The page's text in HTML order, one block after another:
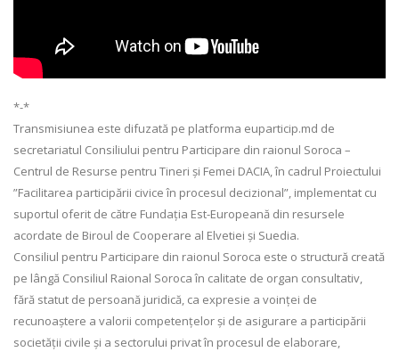
*-*
Transmisiunea este difuzată pe platforma euparticip.md de
secretariatul Consiliului pentru Participare din raionul Soroca –
Centrul de Resurse pentru Tineri și Femei DACIA, în cadrul Proiectului
”Facilitarea participării civice în procesul decizional”, implementat cu
suportul oferit de către Fundația Est-Europeană din resursele
acordate de Biroul de Cooperare al Elvetiei și Suedia.
Consiliul pentru Participare din raionul Soroca este o structură creată
pe lângă Consiliul Raional Soroca în calitate de organ consultativ,
fără statut de persoană juridică, ca expresie a voinței de
recunoaștere a valorii competențelor și de asigurare a participării
societății civile și a sectorului privat în procesul de elaborare,